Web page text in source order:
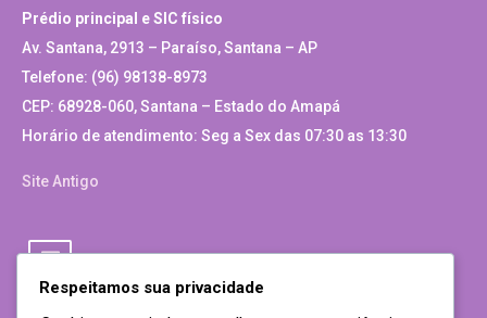
Prédio principal e SIC físico
Av. Santana, 2913 – Paraíso, Santana – AP
Telefone: (96) 98138-8973
CEP: 68928-060, Santana – Estado do Amapá
Horário de atendimento: Seg a Sex das 07:30 as 13:30
Site Antigo
Respeitamos sua privacidade